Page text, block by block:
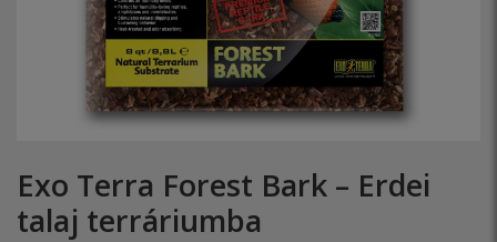
Exo Terra Forest Bark – Erdei
talaj terráriumba